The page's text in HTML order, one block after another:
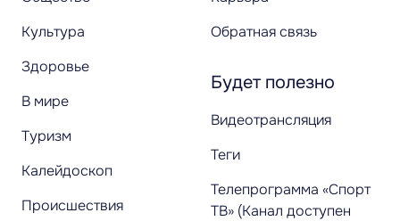
Культура
Здоровье
В мире
Туризм
Калейдоскоп
Происшествия
Обратная связь
Будет полезно
Видеотрансляция
Теги
Телепрограмма «Спорт
ТВ» (Канал доступен